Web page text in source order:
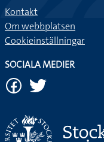
Kontakt
Om webbplatsen
Cookieinställningar
SOCIALA MEDIER